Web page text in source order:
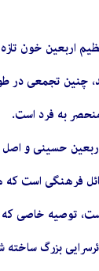
اربعین خون
چنین تجمعی در
به فرد است.
حسینی و اصل
فرهنگی است که
توصیه خاصی که
بزرگ ساخته